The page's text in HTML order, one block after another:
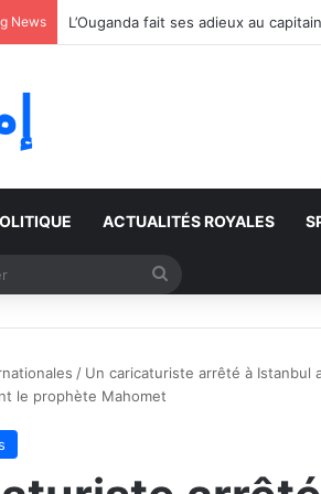
News
إم
ACTUALITÉS ROYALES
/ Un caricaturiste arrêté à Istanbul
le prophète Mahomet